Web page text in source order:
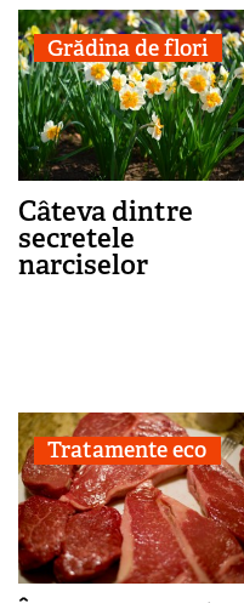
Grădina de flori
Câteva dintre
secretele
narciselor
Tratamente eco